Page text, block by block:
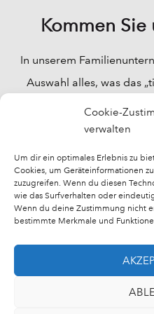
Cookie-
verwalten
Um dir ein optimales Erlebnis zu
Cookies, um Geräteinformationen
zuzugreifen. Wenn du diesen
wie das Surfverhalten oder
Wenn du deine Zustimmung nicht
bestimmte Merkmale und
Kommen Sie
In unserem
Auswahl alles, was das
Ihre Fragen werden bei
Wir können Ihnen für
Ihrer Tiere
Impressum